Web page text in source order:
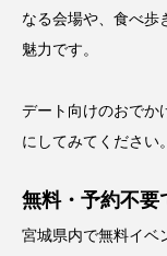
なる会場や、食べ歩
魅力です。
デート向けのおでか
にしてみてください。
無料・予約不要
宮城県内で無料イベ